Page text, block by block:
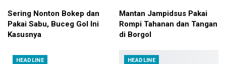
Sering Nonton Bokep dan
Pakai Sabu, Buceg Gol Ini
Kasusnya
Mantan Jampidsus Pakai
Rompi Tahanan dan Tangan
di Borgol
HEADLINE HEADLINE